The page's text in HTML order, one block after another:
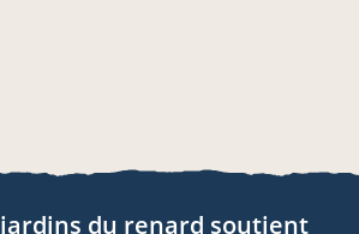
du renard soutient